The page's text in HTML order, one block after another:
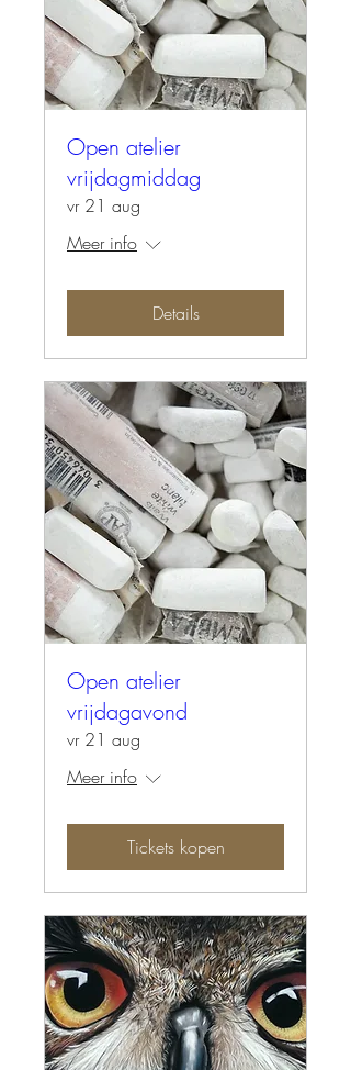
Open atelier
vrijdagmiddag
vr 21 aug
Meer info
Details
Open atelier
vrijdagavond
vr 21 aug
Meer info
Tickets kopen